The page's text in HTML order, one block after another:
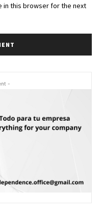
in this browser for the next
-